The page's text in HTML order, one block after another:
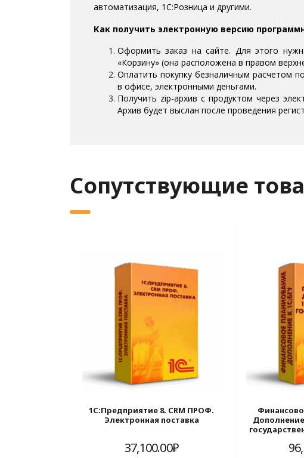
автоматизация, 1С:Розница и другими.
Как получить электронную версию
Оформить заказ на сайте. Для этого
«Корзину» (она расположена в правом
Оплатить покупку безналичным расчетом
в офисе, электронными деньгами.
Получить zip-архив с продуктом через
Архив будет выслан после проведения
Сопутствующие
1С:Предприятие 8. CRM ПРОФ.
Электронная поставка
37,100.00₽